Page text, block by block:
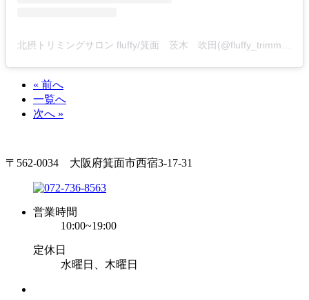
北摂トリミングサロン fluffy/箕面 茨木 吹田(@fluffy_trimming)がシェアした投稿
« 前へ
一覧へ
次へ »
〒562-0034 大阪府箕面市西宿3-17-31
営業時間
10:00~19:00
定休日
水曜日、木曜日